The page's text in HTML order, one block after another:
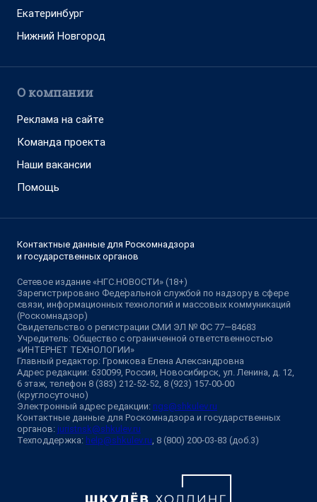
Екатеринбург
Нижний Новгород
О компании
Реклама на сайте
Команда проекта
Наши вакансии
Помощь
Контактные данные для Роскомнадзора
и государственных органов
Сетевое издание «НГС.НОВОСТИ» (18+)
Зарегистрировано Федеральной службой по надзору в сфере
связи, информационных технологий и массовых коммуникаций
(Роскомнадзор)
Свидетельство о регистрации СМИ ЭЛ № ФС 77—84683
Учредитель: Общество с ограниченной ответственностью
«ИНТЕРНЕТ ТЕХНОЛОГИИ»
Главный редактор: Громкова Елена Александровна
Адрес редакции: 630099, Россия, Новосибирск, ул. Ленина, д. 12,
6 этаж, телефон 8 (383) 212-52-52, 8 (923) 157-00-00
(круглосуточно)
Электронный адрес редакции: ngs@shkulev.ru
Контактные данные для Роскомнадзора и государственных
органов: juristnsk@shkulev.ru
Техподдержка: help@shkulev.ru, 8 (800) 200-03-83 (доб.3)